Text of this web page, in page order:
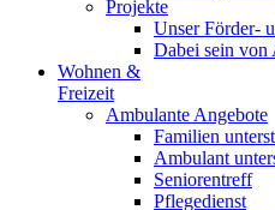
Projekte
Unser Förder-
Dabei sein von
Wohnen &
Freizeit
Ambulante Angebote
Familien
Ambulant
Seniorentreff
Pflegedienst